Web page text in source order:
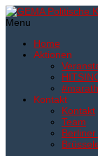
Menu
Home
Aktionen
Kontakt
Kontakt
Team